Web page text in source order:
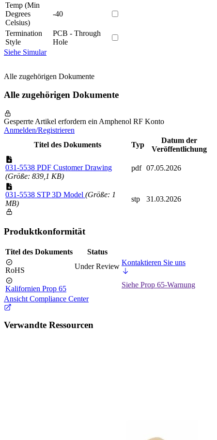
Temp (Min
Degrees
Celsius)
-40
Termination
Style
PCB - Through
Hole
Siehe Simular
Alle zugehörigen Dokumente
Alle zugehörigen Dokumente
Gesperrte Artikel erfordern ein Amphenol RF Konto
Anmelden/Registrieren
Titel des Dokuments
Typ
Datum der
Veröffentlichung
031-5538 PDF Customer Drawing
(Größe: 839,1 KB)
pdf 07.05.2026
031-5538 STP 3D Model (Größe: 1
MB)
stp 31.03.2026
Produktkonformität
Titel des Dokuments Status
RoHS Under Review Kontaktieren Sie uns
Kalifornien Prop 65
Siehe Prop 65-Warnung
Ansicht Compliance Center
Verwandte Ressourcen